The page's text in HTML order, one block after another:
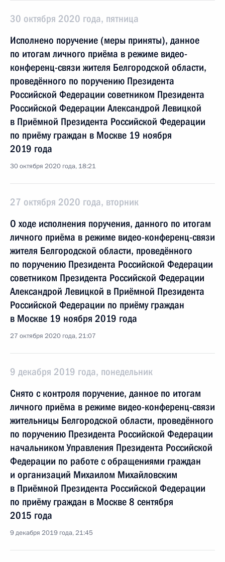
30 октября 2020 года, пятница
Исполнено поручение (меры приняты), данное
по итогам личного приёма в режиме видео-
конференц-связи жителя Белгородской области,
проведённого по поручению Президента
Российской Федерации советником Президента
Российской Федерации Александрой Левицкой
в Приёмной Президента Российской Федерации
по приёму граждан в Москве 19 ноября
2019 года
30 октября 2020 года, 18:21
27 октября 2020 года, вторник
О ходе исполнения поручения, данного по итогам
личного приёма в режиме видео-конференц-связи
жителя Белгородской области, проведённого
по поручению Президента Российской Федерации
советником Президента Российской Федерации
Александрой Левицкой в Приёмной Президента
Российской Федерации по приёму граждан
в Москве 19 ноября 2019 года
27 октября 2020 года, 21:07
9 декабря 2019 года, понедельник
Снято с контроля поручение, данное по итогам
личного приёма в режиме видео-конференц-связи
жительницы Белгородской области, проведённого
по поручению Президента Российской Федерации
начальником Управления Президента Российской
Федерации по работе с обращениями граждан
и организаций Михаилом Михайловским
в Приёмной Президента Российской Федерации
по приёму граждан в Москве 8 сентября
2015 года
9 декабря 2019 года, 21:45